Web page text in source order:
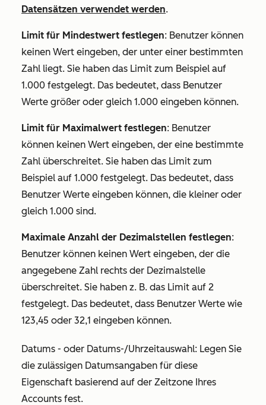
Datensätzen verwendet werden.
Limit für Mindestwert festlegen: Benutzer können
keinen Wert eingeben, der unter einer bestimmten
Zahl liegt. Sie haben das Limit zum Beispiel auf
1.000 festgelegt. Das bedeutet, dass Benutzer
Werte größer oder gleich 1.000 eingeben können.
Limit für Maximalwert festlegen: Benutzer
können keinen Wert eingeben, der eine bestimmte
Zahl überschreitet. Sie haben das Limit zum
Beispiel auf 1.000 festgelegt. Das bedeutet, dass
Benutzer Werte eingeben können, die kleiner oder
gleich 1.000 sind.
Maximale Anzahl der Dezimalstellen festlegen:
Benutzer können keinen Wert eingeben, der die
angegebene Zahl rechts der Dezimalstelle
überschreitet. Sie haben z. B. das Limit auf 2
festgelegt. Das bedeutet, dass Benutzer Werte wie
123,45 oder 32,1 eingeben können.
Datums - oder Datums-/Uhrzeitauswahl: Legen Sie
die zulässigen Datumsangaben für diese
Eigenschaft basierend auf der Zeitzone Ihres
Accounts fest.